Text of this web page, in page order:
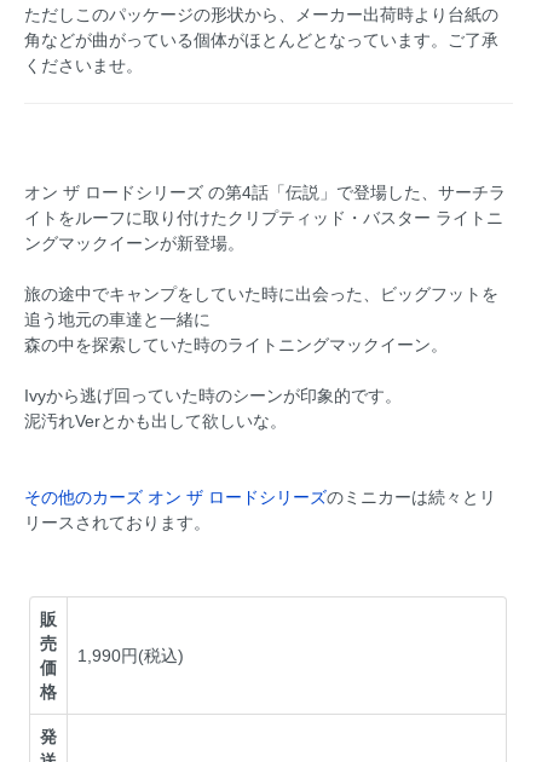
ただしこのパッケージの形状から、メーカー出荷時より台紙の
角などが曲がっている個体がほとんどとなっています。ご了承
くださいませ。
オン ザ ロードシリーズ の第4話「伝説」で登場した、サーチラ
イトをルーフに取り付けたクリプティッド・バスター ライトニ
ングマックイーンが新登場。
旅の途中でキャンプをしていた時に出会った、ビッグフットを
追う地元の車達と一緒に
森の中を探索していた時のライトニングマックイーン。
Ivyから逃げ回っていた時のシーンが印象的です。
泥汚れVerとかも出して欲しいな。
その他のカーズ オン ザ ロードシリーズのミニカーは続々とリ
リースされております。
販
売
価
格
1,990円(税込)
発